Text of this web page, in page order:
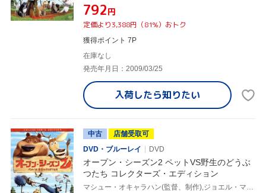
¥792円
定価より3,388円（81%）おトク
獲得ポイント 7P
在庫なし
発売年月日：2009/03/25
入荷したら知りたい
中古
店舗受取可
DVD・ブルーレイ
DVD
オープン・シーズン2 ペットVS野生のどうぶ
つたち コレクターズ・エディション
マシュー・オキャラハン(監督、制作),ジョエル・マクヘイル(エリオット),マイク・エップス(ブーグ),ラミン・ジャワディ(音楽)